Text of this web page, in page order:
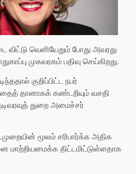
விட்டு வெளியேறும் போது அவரது
முகவரகம் பதிவு செய்கிறது.
குறிப்பிட்ட நபர்
தானாகக் கண்டறியும் வசதி
துறை அமைச்சர்
மூலம் சரிபார்க்க அதிக
மாற்றியமைக்க திட்டமிட்டுள்ளதாக